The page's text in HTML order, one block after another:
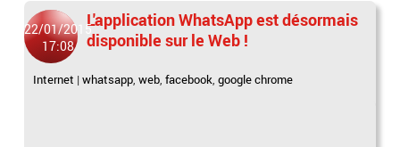
22/01/2015
17:08
L'application WhatsApp est désormais
disponible sur le Web !
Internet |whatsapp,web,facebook,google chrome